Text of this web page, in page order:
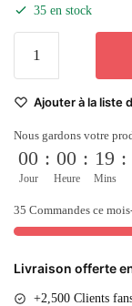
35 en stock
Ajouter à la liste
Nous gardons votre
00
Jour
: 00
Heure
: 19
Mins
:
35 Commandes ce
Livraison offerte
+2,500 Clients